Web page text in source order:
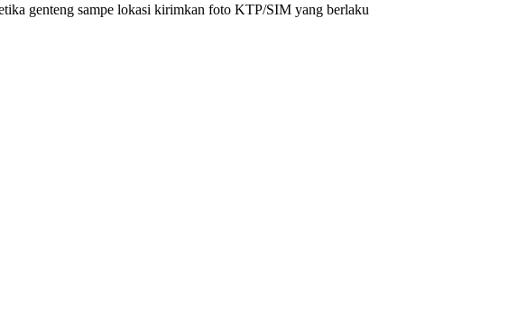
genteng sampe lokasi kirimkan foto KTP/SIM yang berlaku